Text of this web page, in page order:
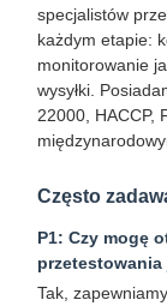
Kontrola
specjalistów
każdym etapie:
monitorowanie
wysyłki.
22000, HACCP,
Często
P1: Czy mogę
Tak,